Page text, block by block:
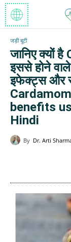
जड़ी बूटी
जानिए क्यों
इससे होने
इफेक्ट्स और
benefits
Hindi
By Dr. Arti